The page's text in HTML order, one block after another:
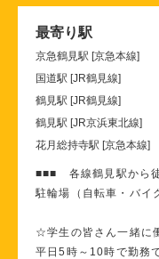
最寄り駅
京急鶴見駅 [京急本線]
国道駅 [JR鶴見線]
鶴見駅 [JR鶴見線]
鶴見駅 [JR京浜東北線]
花月総持寺駅 [京急本線]
■■■ 各線鶴見駅から
駐輪場（自転車・バイ
☆学生の皆さん一緒に
平日5時～10時で勤務